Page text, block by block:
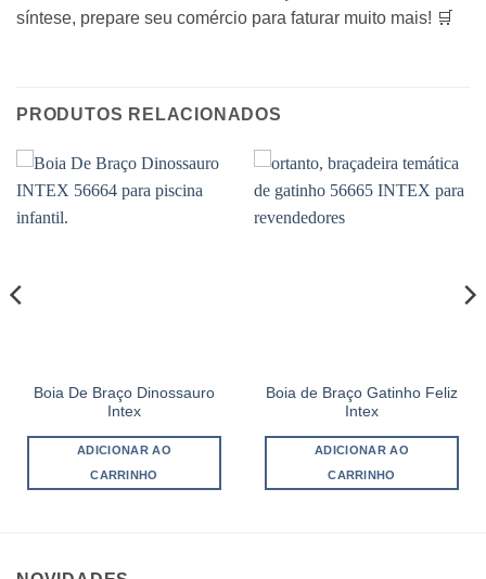
síntese, prepare seu comércio para faturar muito mais! 🛒
PRODUTOS RELACIONADOS
Boia De Braço Dinossauro
Intex
ADICIONAR AO
CARRINHO
Boia de Braço Gatinho Feliz
Intex
ADICIONAR AO
CARRINHO